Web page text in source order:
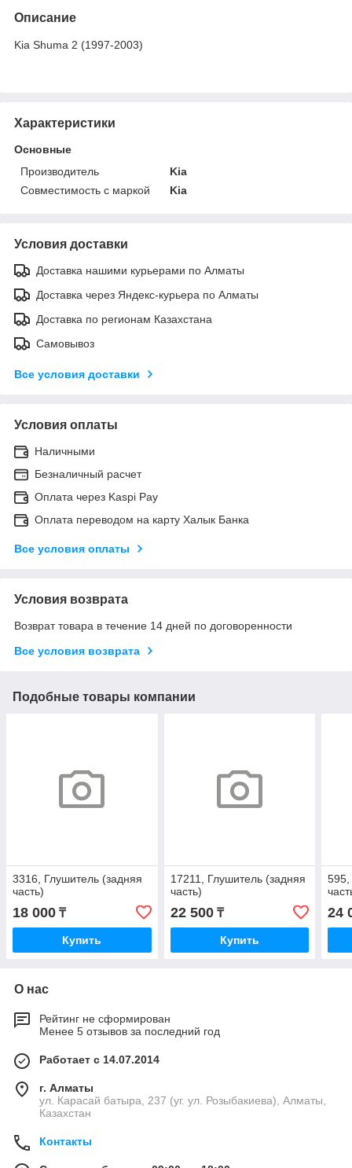
Описание
Kia Shuma 2 (1997-2003)
Характеристики
Основные
Производитель
Kia
Совместимость с маркой
Kia
Условия доставки
Доставка нашими курьерами по Алматы
Доставка через Яндекс-курьера по Алматы
Доставка по регионам Казахстана
Самовывоз
Все условия доставки
Условия оплаты
Наличными
Безналичный расчет
Оплата через Kaspi Pay
Оплата переводом на карту Халык Банка
Все условия оплаты
Условия возврата
Возврат товара в течение 14 дней по договоренности
Все условия возврата
Подобные товары компании
3316, Глушитель (задняя
часть)
18 000 ₸
Купить
17211, Глушитель (задняя
часть)
22 500₸
Купить
595,
24
О нас
Рейтинг не сформирован
Менее 5 отзывов за последний год
Работает с 14.07.2014
г. Алматы
ул. Карасай батыра, 237 (уг. ул. Розыбакиева), Алматы,
Казахстан
Контакты